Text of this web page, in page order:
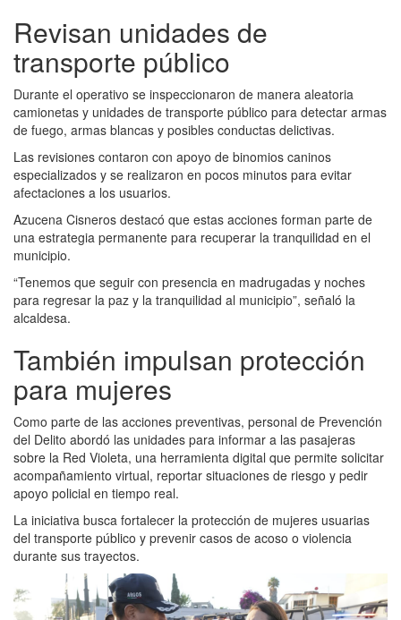
Revisan unidades de
transporte público
Durante el operativo se inspeccionaron de manera aleatoria
camionetas y unidades de transporte público para detectar armas
de fuego, armas blancas y posibles conductas delictivas.
Las revisiones contaron con apoyo de binomios caninos
especializados y se realizaron en pocos minutos para evitar
afectaciones a los usuarios.
Azucena Cisneros destacó que estas acciones forman parte de
una estrategia permanente para recuperar la tranquilidad en el
municipio.
“Tenemos que seguir con presencia en madrugadas y noches
para regresar la paz y la tranquilidad al municipio”, señaló la
alcaldesa.
También impulsan protección
para mujeres
Como parte de las acciones preventivas, personal de Prevención
del Delito abordó las unidades para informar a las pasajeras
sobre la Red Violeta, una herramienta digital que permite solicitar
acompañamiento virtual, reportar situaciones de riesgo y pedir
apoyo policial en tiempo real.
La iniciativa busca fortalecer la protección de mujeres usuarias
del transporte público y prevenir casos de acoso o violencia
durante sus trayectos.